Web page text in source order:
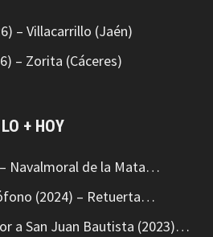
– Villacarrillo (Jaén)
– Zorita (Cáceres)
LO + HOY
Navalmoral de la Mata…
(2024) – Retuerta…
a San Juan Bautista (2023)…